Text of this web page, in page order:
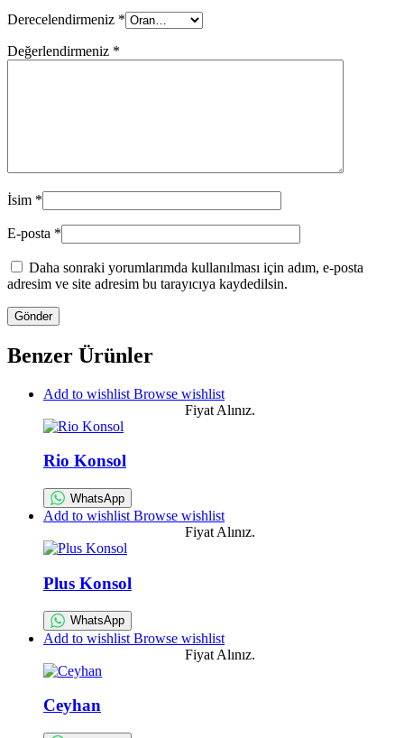
Derecelendirmeniz *
Değerlendirmeniz *
İsim *
E-posta *
Daha sonraki yorumlarımda kullanılması için adım, e-posta
adresim ve site adresim bu tarayıcıya kaydedilsin.
Benzer Ürünler
Add to wishlist Browse wishlist
Fiyat Alınız.
Rio Konsol
WhatsApp
Add to wishlist Browse wishlist
Fiyat Alınız.
Plus Konsol
WhatsApp
Add to wishlist Browse wishlist
Fiyat Alınız.
Ceyhan